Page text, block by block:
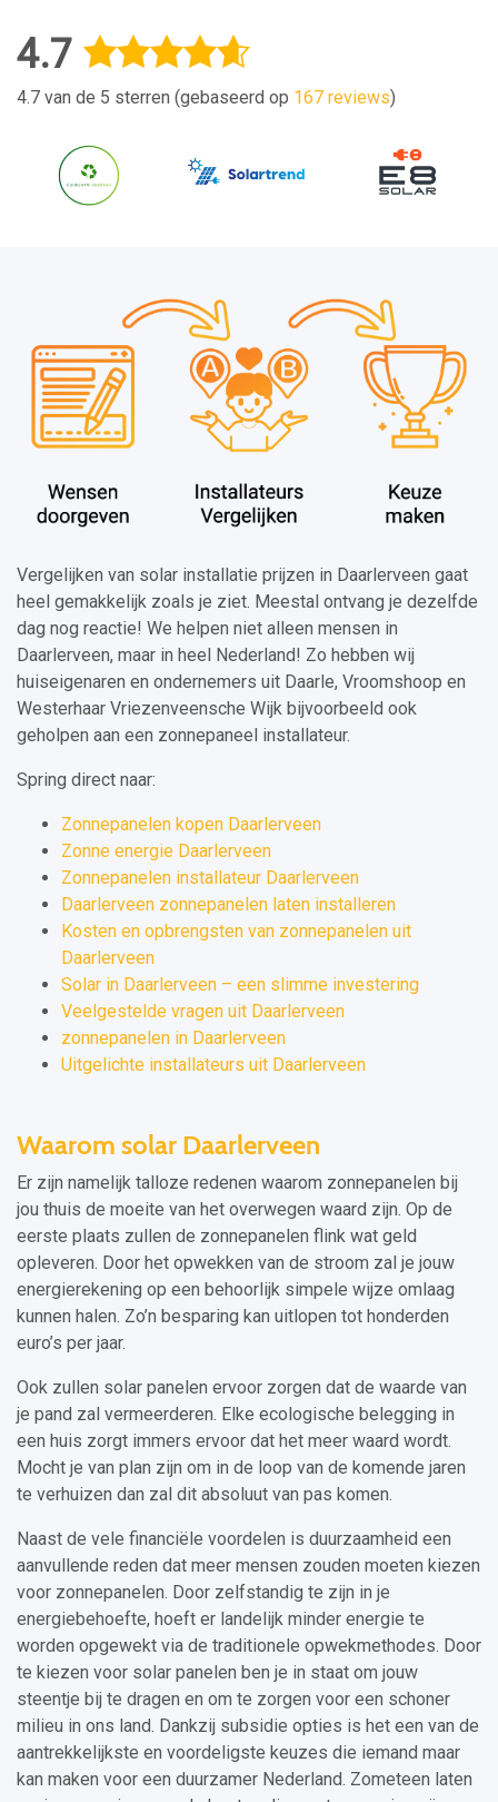
4.7
4.7 van de 5 sterren (gebaseerd op 167 reviews)
Vergelijken van solar installatie prijzen in Daarlerveen gaat
heel gemakkelijk zoals je ziet. Meestal ontvang je dezelfde
dag nog reactie! We helpen niet alleen mensen in
Daarlerveen, maar in heel Nederland! Zo hebben wij
huiseigenaren en ondernemers uit Daarle, Vroomshoop en
Westerhaar Vriezenveensche Wijk bijvoorbeeld ook
geholpen aan een zonnepaneel installateur.
Spring direct naar:
Zonnepanelen kopen Daarlerveen
Zonne energie Daarlerveen
Zonnepanelen installateur Daarlerveen
Daarlerveen zonnepanelen laten installeren
Kosten en opbrengsten van zonnepanelen uit
Daarlerveen
Solar in Daarlerveen – een slimme investering
Veelgestelde vragen uit Daarlerveen
zonnepanelen in Daarlerveen
Uitgelichte installateurs uit Daarlerveen
Waarom solar Daarlerveen
Er zijn namelijk talloze redenen waarom zonnepanelen bij
jou thuis de moeite van het overwegen waard zijn. Op de
eerste plaats zullen de zonnepanelen flink wat geld
opleveren. Door het opwekken van de stroom zal je jouw
energierekening op een behoorlijk simpele wijze omlaag
kunnen halen. Zo’n besparing kan uitlopen tot honderden
euro’s per jaar.
Ook zullen solar panelen ervoor zorgen dat de waarde van
je pand zal vermeerderen. Elke ecologische belegging in
een huis zorgt immers ervoor dat het meer waard wordt.
Mocht je van plan zijn om in de loop van de komende jaren
te verhuizen dan zal dit absoluut van pas komen.
Naast de vele financiële voordelen is duurzaamheid een
aanvullende reden dat meer mensen zouden moeten kiezen
voor zonnepanelen. Door zelfstandig te zijn in je
energiebehoefte, hoeft er landelijk minder energie te
worden opgewekt via de traditionele opwekmethodes. Door
te kiezen voor solar panelen ben je in staat om jouw
steentje bij te dragen en om te zorgen voor een schoner
milieu in ons land. Dankzij subsidie opties is het een van de
aantrekkelijkste en voordeligste keuzes die iemand maar
kan maken voor een duurzamer Nederland. Zometeen laten